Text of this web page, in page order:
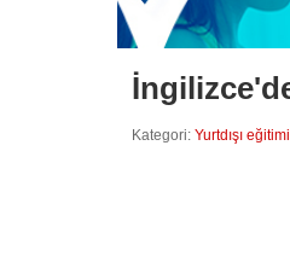
Kategori: Yurtdışı eğitimi